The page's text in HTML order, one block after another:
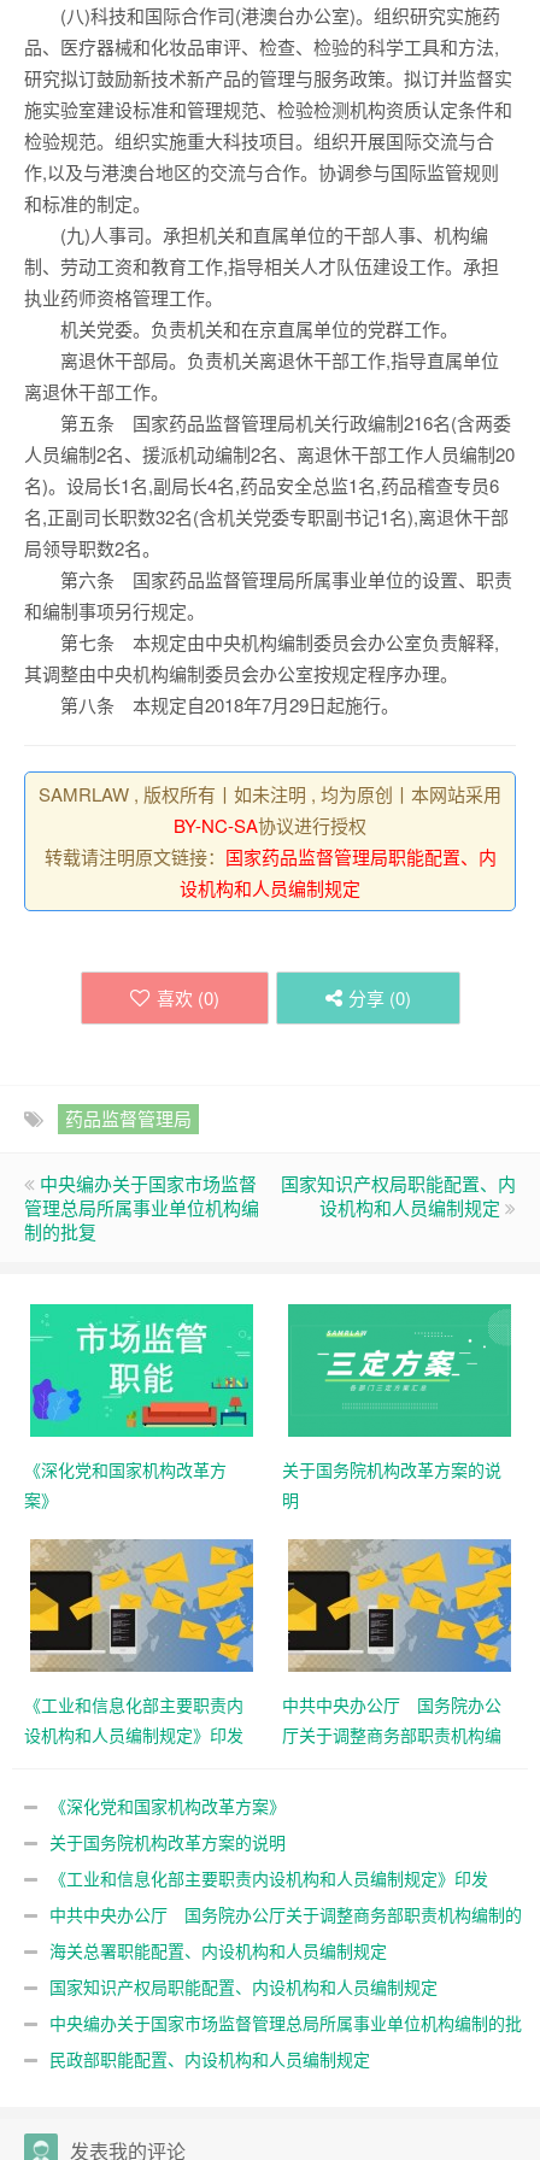
(八)科技和国际合作司(港澳台办公室)。组织研究实施药
品、医疗器械和化妆品审评、检查、检验的科学工具和方法,
研究拟订鼓励新技术新产品的管理与服务政策。拟订并监督实
施实验室建设标准和管理规范、检验检测机构资质认定条件和
检验规范。组织实施重大科技项目。组织开展国际交流与合
作,以及与港澳台地区的交流与合作。协调参与国际监管规则
和标准的制定。
(九)人事司。承担机关和直属单位的干部人事、机构编
制、劳动工资和教育工作,指导相关人才队伍建设工作。承担
执业药师资格管理工作。
机关党委。负责机关和在京直属单位的党群工作。
离退休干部局。负责机关离退休干部工作,指导直属单位
离退休干部工作。
第五条 国家药品监督管理局机关行政编制216名(含两委
人员编制2名、援派机动编制2名、离退休干部工作人员编制20
名)。设局长1名,副局长4名,药品安全总监1名,药品稽查专员6
名,正副司长职数32名(含机关党委专职副书记1名),离退休干部
局领导职数2名。
第六条 国家药品监督管理局所属事业单位的设置、职责
和编制事项另行规定。
第七条 本规定由中央机构编制委员会办公室负责解释,
其调整由中央机构编制委员会办公室按规定程序办理。
第八条 本规定自2018年7月29日起施行。
SAMRLAW , 版权所有丨如未注明 , 均为原创丨本网站采用
BY-NC-SA协议进行授权
转载请注明原文链接： 国家药品监督管理局职能配置、内
设机构和人员编制规定
喜欢 (0) 分享 (0)
药品监督管理局
中央编办关于国家市场监督
管理总局所属事业单位机构编
制的批复
国家知识产权局职能配置、内
设机构和人员编制规定
《深化党和国家机构改革方
案》
关于国务院机构改革方案的说
明
《工业和信息化部主要职责内
设机构和人员编制规定》印发
中共中央办公厅 国务院办公
厅关于调整商务部职责机构编
《深化党和国家机构改革方案》
关于国务院机构改革方案的说明
《工业和信息化部主要职责内设机构和人员编制规定》印发
中共中央办公厅 国务院办公厅关于调整商务部职责机构编制的
通知海关总署职能配置、内设机构和人员编制规定
国家知识产权局职能配置、内设机构和人员编制规定
中央编办关于国家市场监督管理总局所属事业单位机构编制的批
复 民政部职能配置、内设机构和人员编制规定
发表我的评论